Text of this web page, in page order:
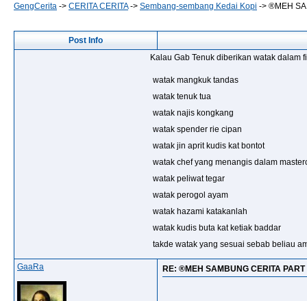
GengCerita -> CERITA CERITA-> Sembang-sembang Kedai Kopi -> ®MEH
Post Info
Kalau Gab Tenuk diberikan watak
watak mangkuk tandas
watak tenuk tua
watak najis kongkang
watak spender rie cipan
watak jin aprit kudis kat bontot
watak chef yang menangis dalam
watak peliwat tegar
watak perogol ayam
watak hazami katakanlah
watak kudis buta kat ketiak baddar
takde watak yang sesuai sebab beliau
GaaRa RE: ®MEH SAMBUNG CERITA PART